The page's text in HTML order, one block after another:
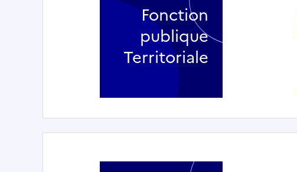
Fonction
publique
Territoriale